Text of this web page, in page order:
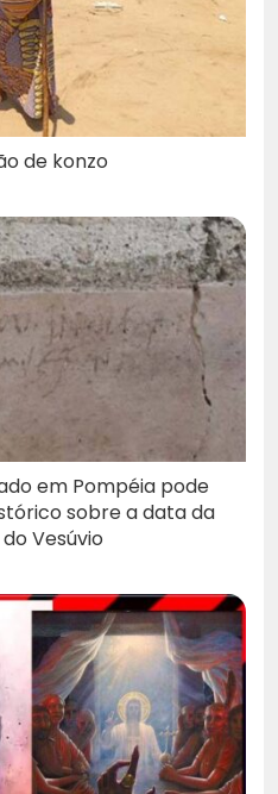
de konzo
em Pompéia pode
sobre a data da
Vesúvio